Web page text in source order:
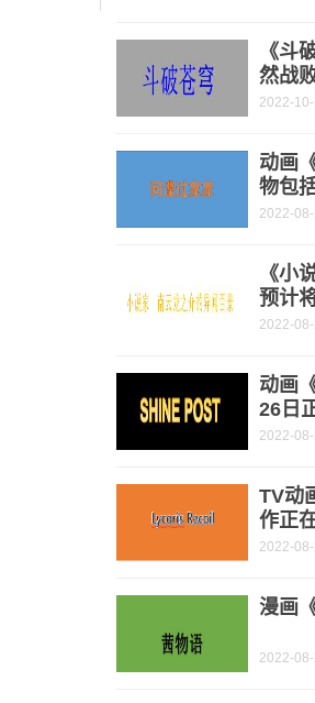
《斗
然战
2022-
动画
物包
2022-
《小
预计
2022-
动画
26日
2022-
TV动
作正
2022-
漫画
2022-